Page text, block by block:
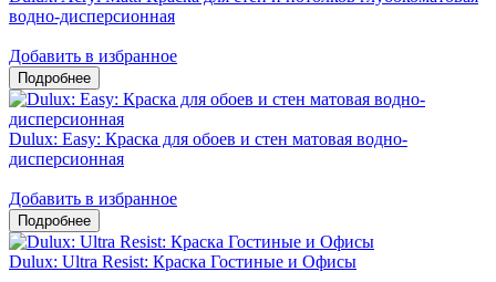
водно-дисперсионная
Добавить в избранное
Dulux: Easy: Краска для обоев и стен матовая водно-
дисперсионная
Добавить в избранное
Dulux: Ultra Resist: Краска Гостиные и Офисы